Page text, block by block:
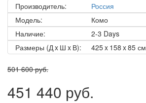
Производитель:
Россия
Модель:
Комо
Наличие:
2-3 Days
Размеры (Д x Ш x В):
425 x 158 x 85 см
501 600 руб.
451 440 руб.